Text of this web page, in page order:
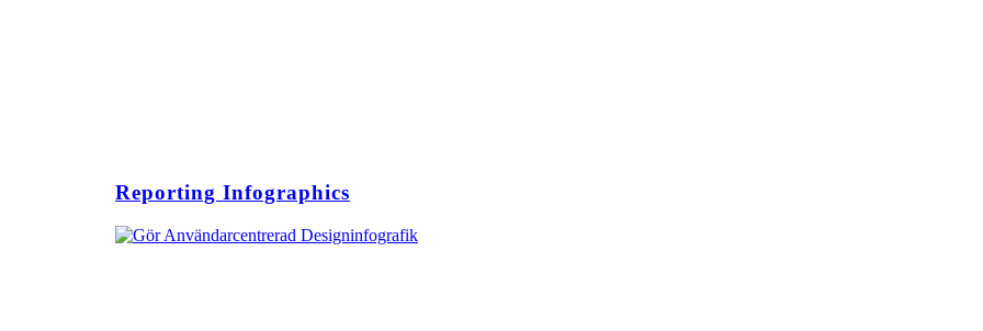
Reporting Infographics